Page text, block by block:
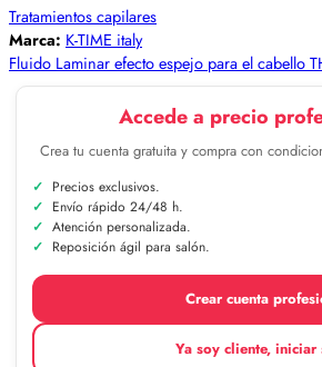
Tratamientos capilares
Marca: K-TIME italy
Fluido Laminar efecto espejo para el cabello
Accede a precio
Crea tu cuenta gratuita y compra con
Precios exclusivos.
Envío rápido 24/48 h.
Atención personalizada.
Reposición ágil para salón.
Crear cuenta
Ya soy cliente, iniciar